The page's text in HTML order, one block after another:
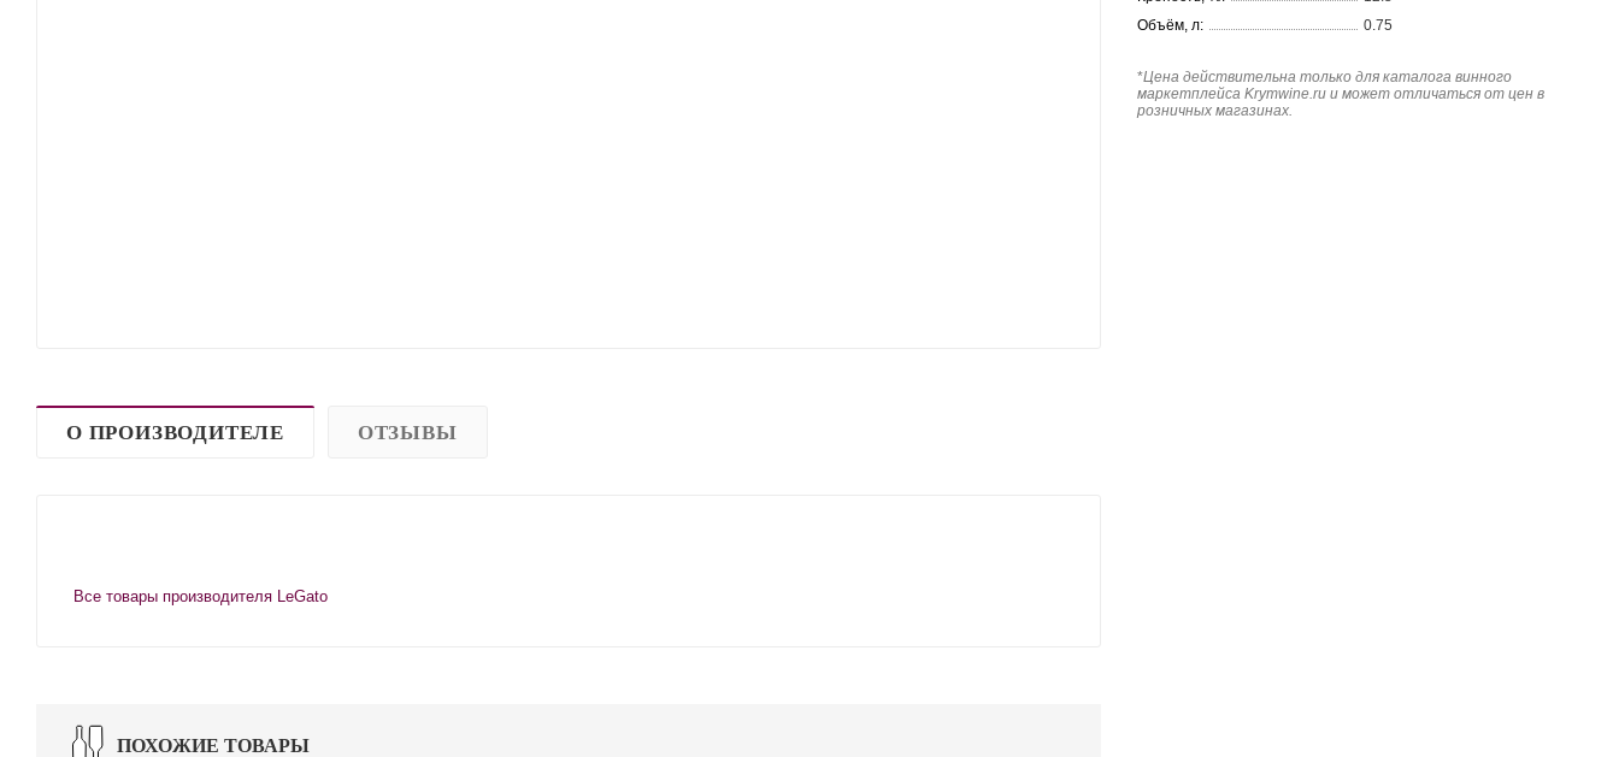
О ПРОИЗВОДИТЕЛЕ ОТЗЫВЫ
Все товары производителя LeGato
ПОХОЖИЕ ТОВАРЫ
Объём, л:
0.75
*Цена действительна только для каталога винного
маркетплейса Krymwine.ru и может отличаться от цен в
розничных магазинах.